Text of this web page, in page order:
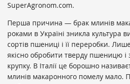
SuperAgronom.com.
Перша причина — брак млинів
роками в Україні зникла культура
сортів пшениці і її переробки.
якісно обробити тверду пшеницю і
крупку. В Італії це борошно
млинів макаронного помелу мало.